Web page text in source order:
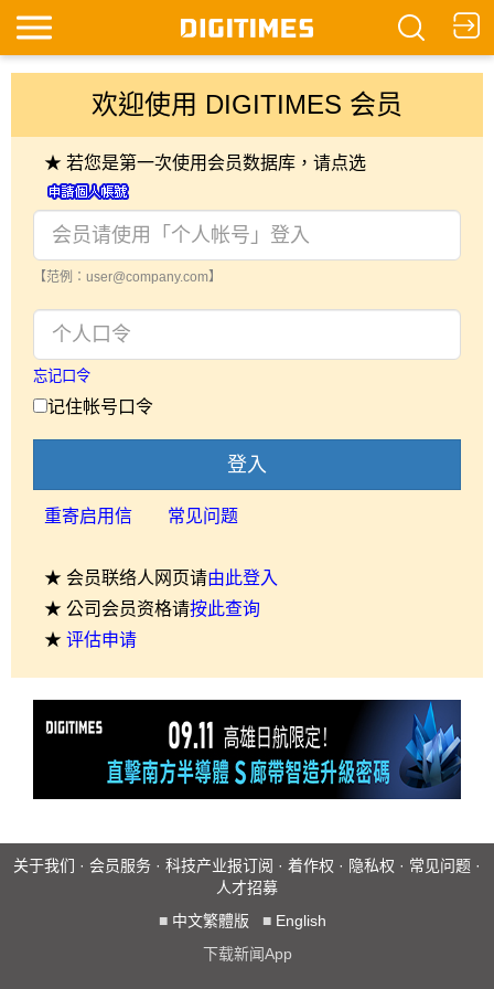
欢迎使用 DIGITIMES 会员
★ 若您是第一次使用会员数据库，请点选
【范例：user@company.com】
忘记口令
记住帐号口令
登入
重寄启用信 常见问题
★ 会员联络人网页请由此登入
★ 公司会员资格请按此查询
★ 评估申请
关于我们 · 会员服务 · 科技产业报订阅 · 着作权 · 隐私权 · 常见问题 ·
人才招募
■ 中文繁體版 ■ English
下载新闻App